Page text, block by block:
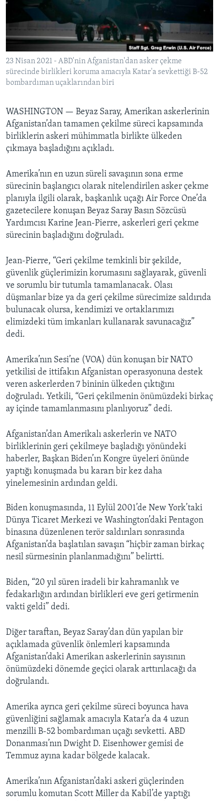
HAYATTAN
BIZI TAKIP EDIN
Diller
23 Nisan 2021 - ABD'nin Afganistan'dan asker çekme
sürecinde birlikleri koruma amacıyla Katar'a sevkettiği B-52
bombardıman uçaklarından biri
WASHINGTON — Beyaz Saray, Amerikan askerlerinin
Afganistan’dan tamamen çekilme süreci kapsamında
birliklerin askeri mühimmatla birlikte ülkeden
çıkmaya başladığını açıkladı.
Amerika’nın en uzun süreli savaşının sona erme
sürecinin başlangıcı olarak nitelendirilen asker çekme
planıyla ilgili olarak, başkanlık uçağı Air Force One’da
gazetecilere konuşan Beyaz Saray Basın Sözcüsü
Yardımcısı Karine Jean-Pierre, askerleri geri çekme
sürecinin başladığını doğruladı.
Jean-Pierre, “Geri çekilme temkinli bir şekilde,
güvenlik güçlerimizin korumasını sağlayarak, güvenli
ve sorumlu bir tutumla tamamlanacak. Olası
düşmanlar bize ya da geri çekilme sürecimize saldırıda
bulunacak olursa, kendimizi ve ortaklarımızı
elimizdeki tüm imkanları kullanarak savunacağız”
dedi.
Amerika’nın Sesi’ne (VOA) dün konuşan bir NATO
yetkilisi de ittifakın Afganistan operasyonuna destek
veren askerlerden 7 bininin ülkeden çıktığını
doğruladı. Yetkili, “Geri çekilmenin önümüzdeki birkaç
ay içinde tamamlanmasını planlıyoruz” dedi.
Afganistan’dan Amerikalı askerlerin ve NATO
birliklerinin geri çekilmeye başladığı yönündeki
haberler, Başkan Biden’ın Kongre üyeleri önünde
yaptığı konuşmada bu kararı bir kez daha
yinelemesinin ardından geldi.
Biden konuşmasında, 11 Eylül 2001’de New York’taki
Dünya Ticaret Merkezi ve Washington’daki Pentagon
binasına düzenlenen terör saldırıları sonrasında
Afganistan’da başlatılan savaşın “hiçbir zaman birkaç
nesil sürmesinin planlanmadığını” belirtti.
Biden, “20 yıl süren iradeli bir kahramanlık ve
fedakarlığın ardından birlikleri eve geri getirmenin
vakti geldi” dedi.
Diğer taraftan, Beyaz Saray’dan dün yapılan bir
açıklamada güvenlik önlemleri kapsamında
Afganistan’daki Amerikan askerlerinin sayısının
önümüzdeki dönemde geçici olarak arttırılacağı da
doğrulandı.
Amerika ayrıca geri çekilme süreci boyunca hava
güvenliğini sağlamak amacıyla Katar’a da 4 uzun
menzilli B-52 bombardıman uçağı sevketti. ABD
Donanması’nın Dwight D. Eisenhower gemisi de
Temmuz ayına kadar bölgede kalacak.
Amerika’nın Afganistan’daki askeri güçlerinden
sorumlu komutan Scott Miller da Kabil’de yaptığı